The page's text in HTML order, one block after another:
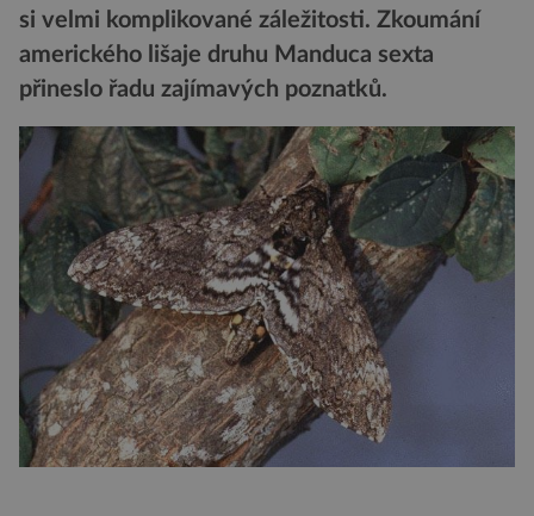
si velmi komplikované záležitosti. Zkoumání
amerického lišaje druhu Manduca sexta
přineslo řadu zajímavých poznatků.